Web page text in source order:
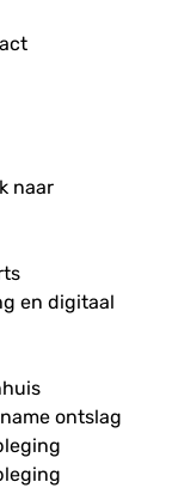
naar
en digitaal
ontslag